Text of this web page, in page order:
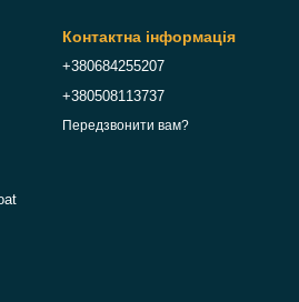
Контактна інформація
+380684255207
+380508113737
Передзвонити вам?